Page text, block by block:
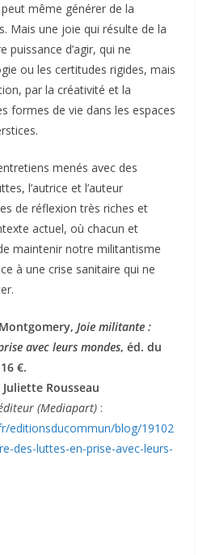
même générer de la
Mais une joie qui résulte de la
puissance d’agir, qui ne
ou les certitudes rigides, mais
par la créativité et la
formes de vie dans les espaces
menés avec des
l’autrice et l’auteur
de réflexion très riches et
actuel, où chacun et
maintenir notre militantisme
à une crise sanitaire qui ne
Joie militante :
avec leurs mondes, éd. du
€.
Rousseau
(Mediapart) :
editionsducommun/blog/19102
des-luttes-en-prise-avec-leurs-